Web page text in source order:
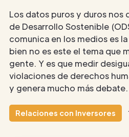
Los datos puros y duros nos
de Desarrollo Sostenible
comunica en los medios es
bien no es este el tema que
gente. Y es que medir
violaciones de derechos
y genera mucho más debate.
Relaciones con Inversores